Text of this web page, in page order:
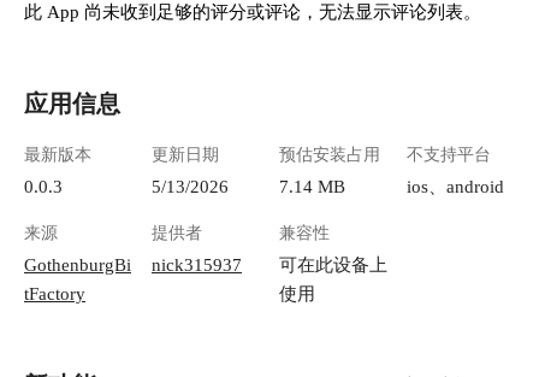
此 App 尚未收到足够的评分或评论，无法显示评论列表。
应用信息
最新版本
0.0.3
更新日期
5/13/2026
预估安装占用
7.14 MB
不支持平台
ios、android
来源
GothenburgBi
tFactory
提供者
nick315937
兼容性
可在此设备上
使用